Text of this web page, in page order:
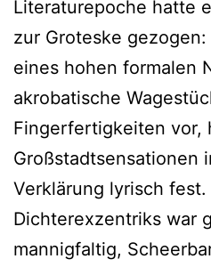
Literaturepoche hatte
zur Groteske
eines hohen formalen
akrobatische
Fingerfertigkeiten vor,
Großstadtsensationen
Verklärung lyrisch
Dichterexzentriks war
mannigfaltig,